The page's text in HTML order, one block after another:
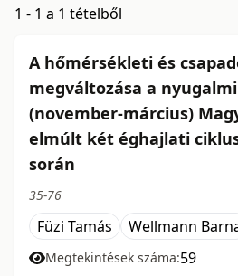
1 - 1 a 1 tételből
A hőmérsékleti és
megváltozása a
(november-március)
elmúlt két éghajlati ciklus
során
35-76
Füzi Tamás Wellmann
Megtekintések száma:59